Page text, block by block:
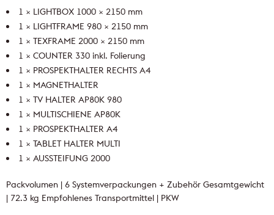
1 × LIGHTBOX 1000 × 2150 mm
1 × LIGHTFRAME 980 × 2150 mm
1 × TEXFRAME 2000 × 2150 mm
1 × COUNTER 330 inkl. Folierung
1 × PROSPEKTHALTER RECHTS A4
1 × MAGNETHALTER
1 × TV HALTER AP80K 980
1 × MULTISCHIENE AP80K
1 × PROSPEKTHALTER A4
1 × TABLET HALTER MULTI
1 × AUSSTEIFUNG 2000
Packvolumen | 6 Systemverpackungen + Zubehör Gesamtgewicht
| 72.3 kg Empfohlenes Transportmittel | PKW